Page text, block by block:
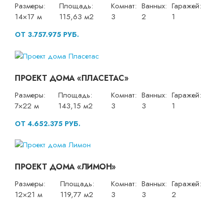
Размеры:
14×17 м
Площадь:
115,63 м2
Комнат:
3
Ванных:
2
Гаражей:
1
ОТ 3.757.975 РУБ.
ПРОЕКТ ДОМА «ПЛАСЕТАС»
Размеры:
7×22 м
Площадь:
143,15 м2
Комнат:
3
Ванных:
3
Гаражей:
1
ОТ 4.652.375 РУБ.
ПРОЕКТ ДОМА «ЛИМОН»
Размеры:
12×21 м
Площадь:
119,77 м2
Комнат:
3
Ванных:
3
Гаражей:
2